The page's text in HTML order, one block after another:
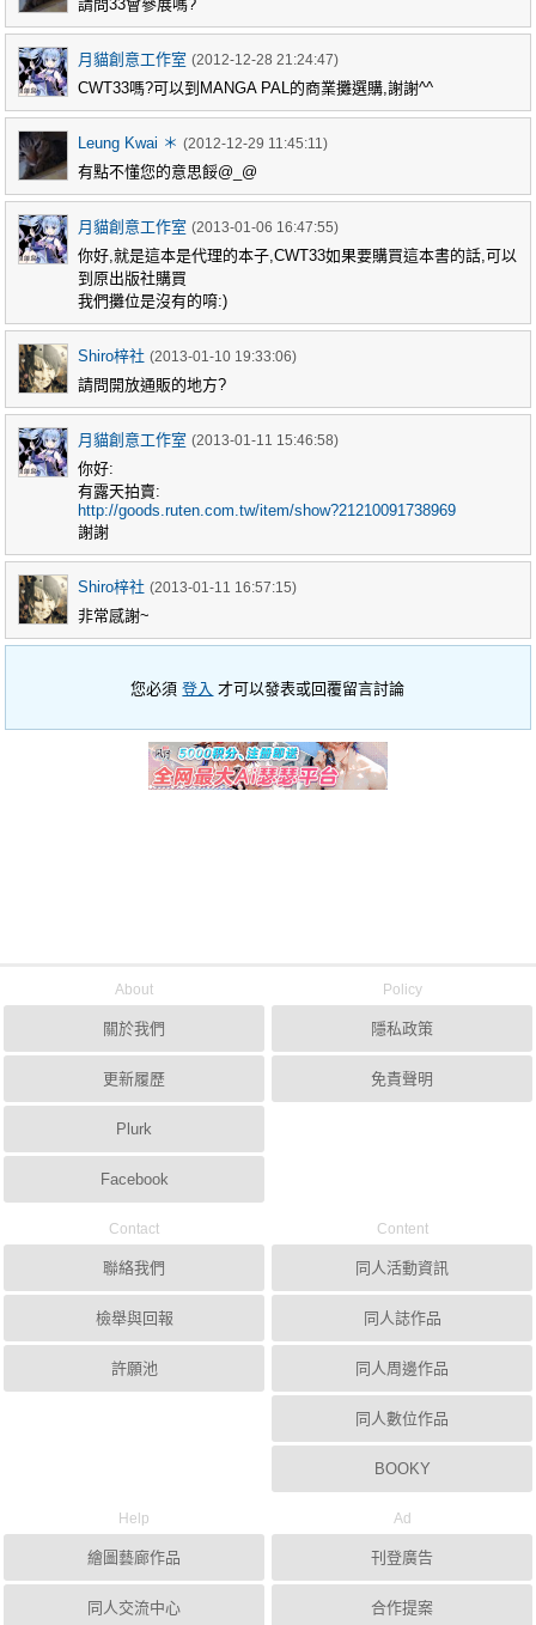
請問33會參展嗎?
月貓創意工作室 (2012-12-28 21:24:47)
CWT33嗎?可以到MANGA PAL的商業攤選購,謝謝^^
Leung Kwai ＊ (2012-12-29 11:45:11)
有點不懂您的意思餒@_@
月貓創意工作室 (2013-01-06 16:47:55)
你好,就是這本是代理的本子,CWT33如果要購買這本書的話,可以
到原出版社購買
我們攤位是沒有的唷:)
Shiro梓社 (2013-01-10 19:33:06)
請問開放通販的地方?
月貓創意工作室 (2013-01-11 15:46:58)
你好:
有露天拍賣:
http://goods.ruten.com.tw/item/show?21210091738969
謝謝
Shiro梓社 (2013-01-11 16:57:15)
非常感謝~
您必須登入 才可以發表或回覆留言討論
About
關於我們
更新履歷
Plurk
Facebook
Policy
隱私政策
免責聲明
Contact
聯絡我們
檢舉與回報
許願池
Content
同人活動資訊
同人誌作品
同人周邊作品
同人數位作品
BOOKY
Help
繪圖藝廊作品
同人交流中心
Ad
刊登廣告
合作提案